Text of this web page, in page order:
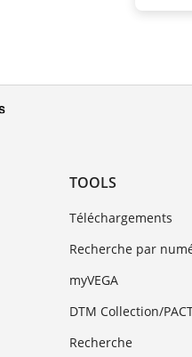
TOOLS
Téléchargements
Recherche par
myVEGA
DTM Collection/
Recherche